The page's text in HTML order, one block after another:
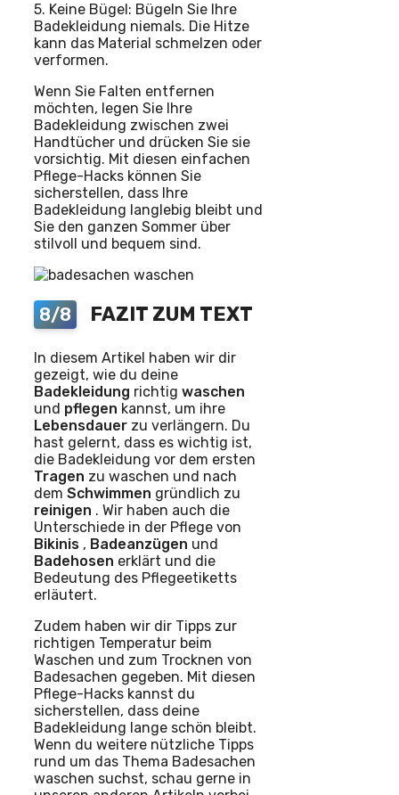
5. Keine Bügel: Bügeln Sie Ihre
Badekleidung niemals. Die Hitze
kann das Material schmelzen oder
verformen.
Wenn Sie Falten entfernen
möchten, legen Sie Ihre
Badekleidung zwischen zwei
Handtücher und drücken Sie sie
vorsichtig. Mit diesen einfachen
Pflege-Hacks können Sie
sicherstellen, dass Ihre
Badekleidung langlebig bleibt und
Sie den ganzen Sommer über
stilvoll und bequem sind.
8/8 FAZIT ZUM TEXT
In diesem Artikel haben wir dir
gezeigt, wie du deine
Badekleidung richtig waschen
und pflegen kannst, um ihre
Lebensdauer zu verlängern. Du
hast gelernt, dass es wichtig ist,
die Badekleidung vor dem ersten
Tragen zu waschen und nach
dem Schwimmen gründlich zu
reinigen . Wir haben auch die
Unterschiede in der Pflege von
Bikinis , Badeanzügen und
Badehosen erklärt und die
Bedeutung des Pflegeetiketts
erläutert.
Zudem haben wir dir Tipps zur
richtigen Temperatur beim
Waschen und zum Trocknen von
Badesachen gegeben. Mit diesen
Pflege-Hacks kannst du
sicherstellen, dass deine
Badekleidung lange schön bleibt.
Wenn du weitere nützliche Tipps
rund um das Thema Badesachen
waschen suchst, schau gerne in